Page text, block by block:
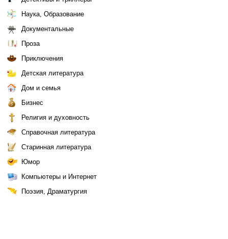
Наука, Образование
Документальные
Проза
Приключения
Детская литература
Дом и семья
Бизнес
Религия и духовность
Справочная литература
Старинная литература
Юмор
Компьютеры и Интернет
Поэзия, Драматургия